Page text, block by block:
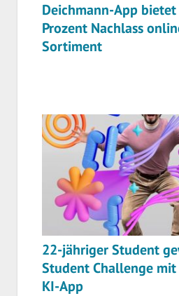
Deichmann-App
Prozent Nachlass
Sortiment
22-jähriger Student
Student Challenge
KI-App